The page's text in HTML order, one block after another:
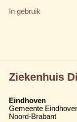
In gebruik
Ziekenhuis
Eindhoven
Gemeente
Noord-Brabant